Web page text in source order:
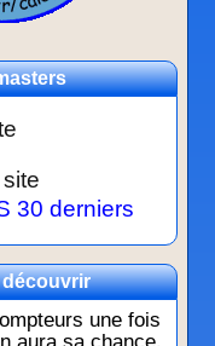
30 derniers
découvrir
une fois